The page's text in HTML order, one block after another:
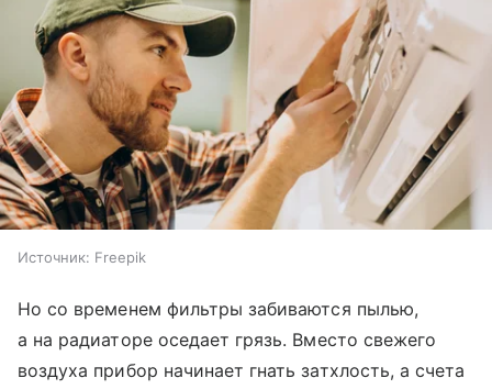
Источник: Freepik
Но со временем фильтры забиваются пылью,
а на радиаторе оседает грязь. Вместо свежего
воздуха прибор начинает гнать затхлость, а счета